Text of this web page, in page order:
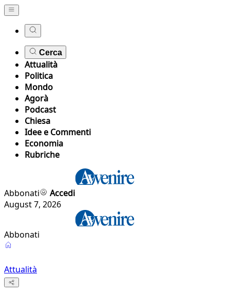
Cerca
Attualità
Politica
Mondo
Agorà
Podcast
Chiesa
Idee e Commenti
Economia
Rubriche
Abbonati
Accedi
August 7, 2026
Abbonati
Attualità